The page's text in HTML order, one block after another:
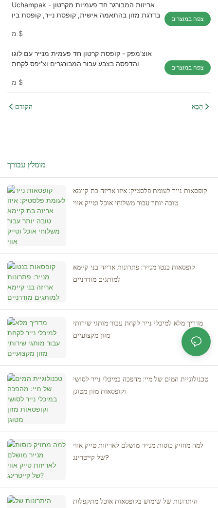
Uchampak - אריזות המבורגר חד פעמיות מקרטון
בדרגת מזון בהתאמה אישית, קופסת נייר, קופסת ביו
$
צפה במוצרים
אוצ'מפק - קופסת קרטון חד פעמית מנייר עם לוגו
והדפסה בצבע עבור המבורגרים וצ'יפס לקחת
$
צפה במוצרים
הקודם הַבָּא
מומלץ עבורך
קופסאות נייר לעומת פלסטיק: איזו אריזה בת קיימא
טובה יותר עבור משלוחי אוכל וטייק אווי
קופסאות בנטו מנייר: פתרונות אריזה בני קיימא
למותגים מודרניים
מדריך מלא למיכלי נייר לקחת עבור מותגי שירותי
מזון מקצועיים
טכנולוגיית המים של מיי: מהפכה במיכלי נייר לסושי
וקופסאות מזון מטוגן
למה מחזיק כוסות מנייר מושלם לאריזות טייק אווי
של קייטרינג?
היתרונות של שימוש בקופסאות אוכל מתקפלות